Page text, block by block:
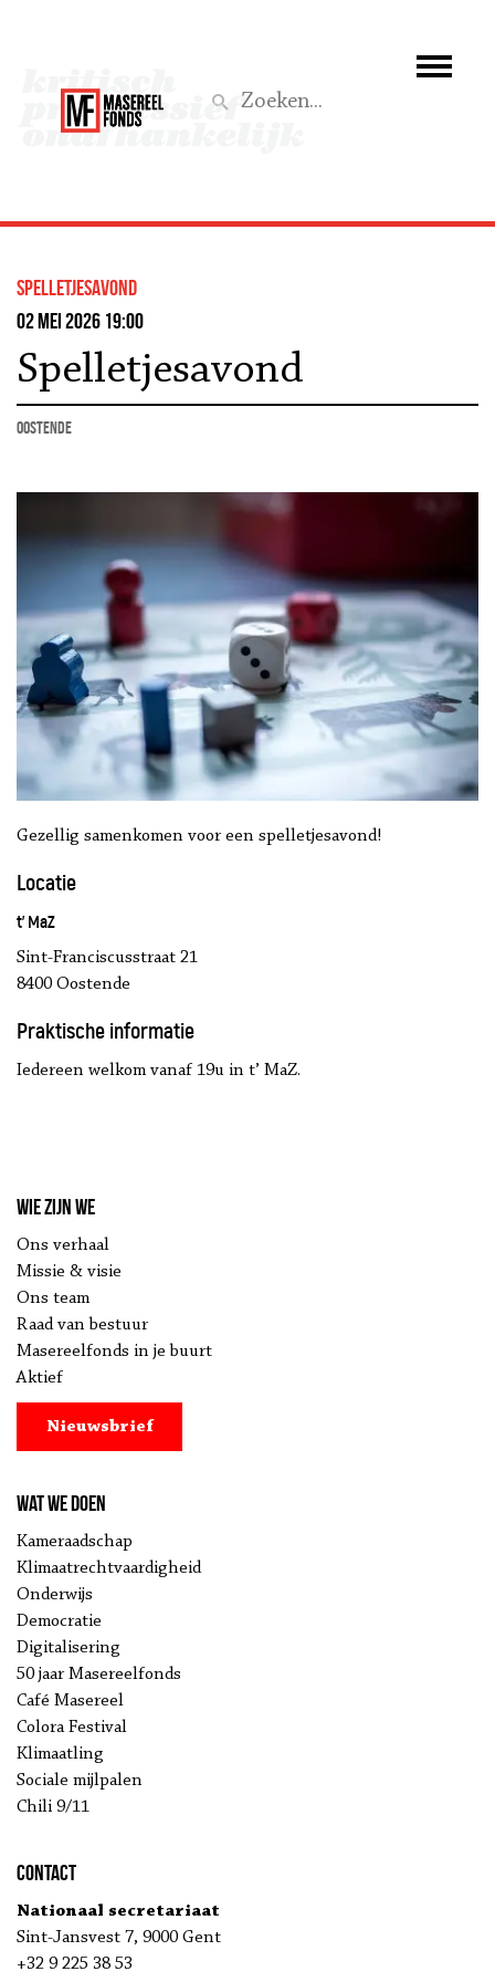
Wat we doen
Aktief
Spelletjesavond
02 mei 2026 19:00
Spelletjesavond
Oostende
Gezellig samenkomen voor een spelletjesavond!
Locatie
t' MaZ
Sint-Franciscusstraat 21
8400 Oostende
Praktische informatie
Iedereen welkom vanaf 19u in t’ MaZ.
Wie zijn we
Ons verhaal
Missie & visie
Ons team
Raad van bestuur
Masereelfonds in je buurt
Aktief
Nieuwsbrief
Wat we doen
Kameraadschap
Klimaatrechtvaardigheid
Onderwijs
Democratie
Digitalisering
50 jaar Masereelfonds
Café Masereel
Colora Festival
Klimaatling
Sociale mijlpalen
Chili 9/11
Contact
Nationaal secretariaat
Sint-Jansvest 7, 9000 Gent
+32 9 225 38 53